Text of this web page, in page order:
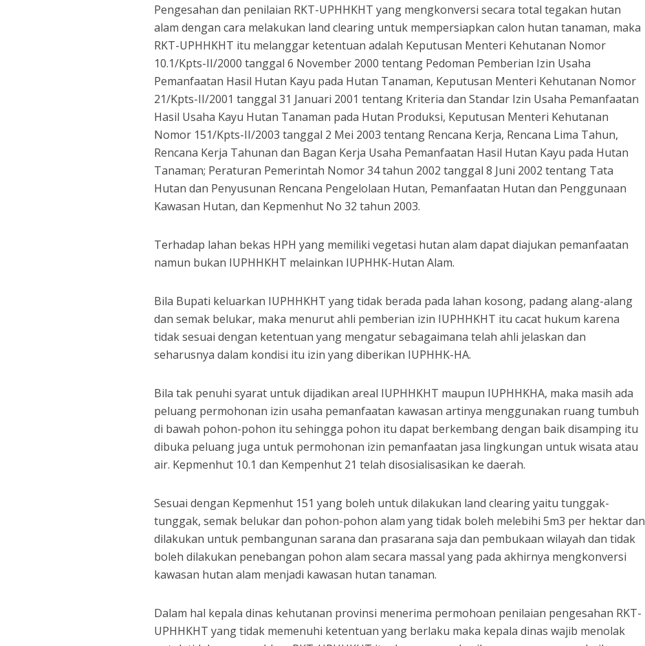
Pengesahan dan penilaian RKT-UPHHKHT yang mengkonversi secara total tegakan hutan
alam dengan cara melakukan land clearing untuk mempersiapkan calon hutan tanaman, maka
RKT-UPHHKHT itu melanggar ketentuan adalah Keputusan Menteri Kehutanan Nomor
10.1/Kpts-II/2000 tanggal 6 November 2000 tentang Pedoman Pemberian Izin Usaha
Pemanfaatan Hasil Hutan Kayu pada Hutan Tanaman, Keputusan Menteri Kehutanan Nomor
21/Kpts-II/2001 tanggal 31 Januari 2001 tentang Kriteria dan Standar Izin Usaha Pemanfaatan
Hasil Usaha Kayu Hutan Tanaman pada Hutan Produksi, Keputusan Menteri Kehutanan
Nomor 151/Kpts-II/2003 tanggal 2 Mei 2003 tentang Rencana Kerja, Rencana Lima Tahun,
Rencana Kerja Tahunan dan Bagan Kerja Usaha Pemanfaatan Hasil Hutan Kayu pada Hutan
Tanaman; Peraturan Pemerintah Nomor 34 tahun 2002 tanggal 8 Juni 2002 tentang Tata
Hutan dan Penyusunan Rencana Pengelolaan Hutan, Pemanfaatan Hutan dan Penggunaan
Kawasan Hutan, dan Kepmenhut No 32 tahun 2003.
Terhadap lahan bekas HPH yang memiliki vegetasi hutan alam dapat diajukan pemanfaatan
namun bukan IUPHHKHT melainkan IUPHHK-Hutan Alam.
Bila Bupati keluarkan IUPHHKHT yang tidak berada pada lahan kosong, padang alang-alang
dan semak belukar, maka menurut ahli pemberian izin IUPHHKHT itu cacat hukum karena
tidak sesuai dengan ketentuan yang mengatur sebagaimana telah ahli jelaskan dan
seharusnya dalam kondisi itu izin yang diberikan IUPHHK-HA.
Bila tak penuhi syarat untuk dijadikan areal IUPHHKHT maupun IUPHHKHA, maka masih ada
peluang permohonan izin usaha pemanfaatan kawasan artinya menggunakan ruang tumbuh
di bawah pohon-pohon itu sehingga pohon itu dapat berkembang dengan baik disamping itu
dibuka peluang juga untuk permohonan izin pemanfaatan jasa lingkungan untuk wisata atau
air. Kepmenhut 10.1 dan Kempenhut 21 telah disosialisasikan ke daerah.
Sesuai dengan Kepmenhut 151 yang boleh untuk dilakukan land clearing yaitu tunggak-
tunggak, semak belukar dan pohon-pohon alam yang tidak boleh melebihi 5m3 per hektar dan
dilakukan untuk pembangunan sarana dan prasarana saja dan pembukaan wilayah dan tidak
boleh dilakukan penebangan pohon alam secara massal yang pada akhirnya mengkonversi
kawasan hutan alam menjadi kawasan hutan tanaman.
Dalam hal kepala dinas kehutanan provinsi menerima permohoan penilaian pengesahan RKT-
UPHHKHT yang tidak memenuhi ketentuan yang berlaku maka kepala dinas wajib menolak